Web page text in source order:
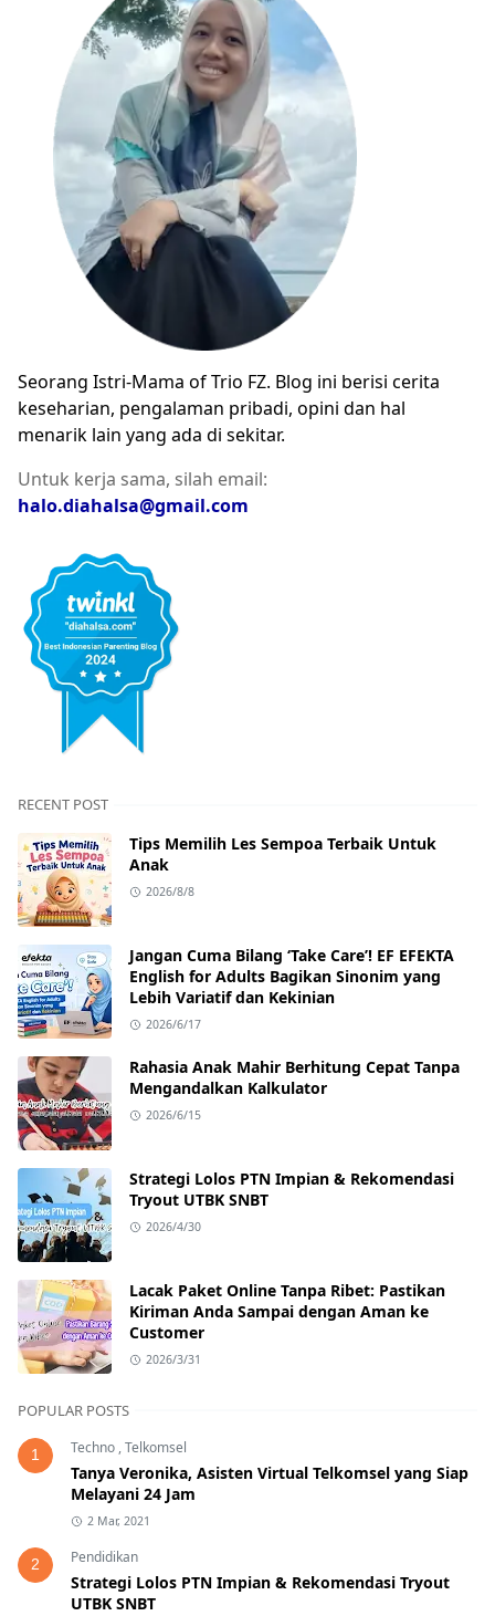
Seorang Istri-Mama of Trio FZ. Blog ini berisi cerita
keseharian, pengalaman pribadi, opini dan hal
menarik lain yang ada di sekitar.
Untuk kerja sama, silah email:
halo.diahalsa@gmail.com
RECENT POST
Tips Memilih Les Sempoa Terbaik Untuk
Anak
2026/8/8
Jangan Cuma Bilang ‘Take Care’! EF EFEKTA
English for Adults Bagikan Sinonim yang
Lebih Variatif dan Kekinian
2026/6/17
Rahasia Anak Mahir Berhitung Cepat Tanpa
Mengandalkan Kalkulator
2026/6/15
Strategi Lolos PTN Impian & Rekomendasi
Tryout UTBK SNBT
2026/4/30
Lacak Paket Online Tanpa Ribet: Pastikan
Kiriman Anda Sampai dengan Aman ke
Customer
2026/3/31
POPULAR POSTS
1 Techno ,Telkomsel
Tanya Veronika, Asisten Virtual Telkomsel yang Siap
Melayani 24 Jam
2 Mar, 2021
2 Pendidikan
Strategi Lolos PTN Impian & Rekomendasi Tryout
UTBK SNBT